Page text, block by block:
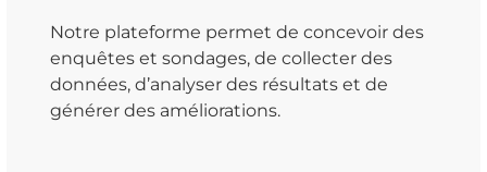
Notre plateforme permet de concevoir des
enquêtes et sondages, de collecter des
données, d’analyser des résultats et de
générer des améliorations.